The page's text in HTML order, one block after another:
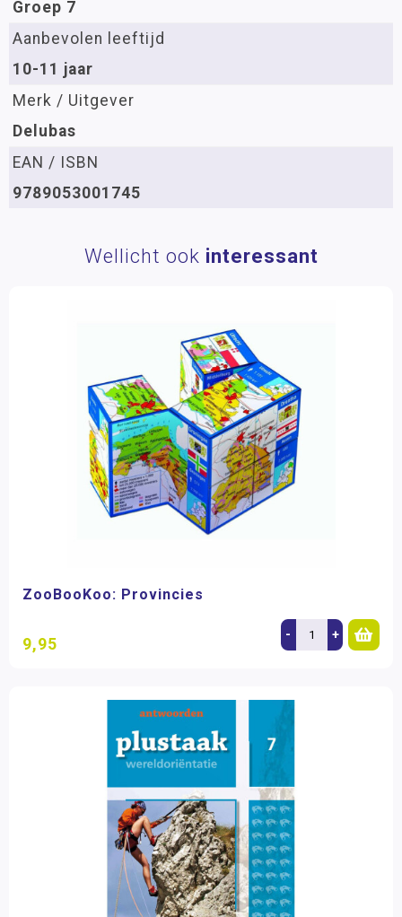
Groep 7
Aanbevolen leeftijd
10-11 jaar
Merk / Uitgever
Delubas
EAN / ISBN
9789053001745
Wellicht ook interessant
ZooBooKoo: Provincies
9,95 - +